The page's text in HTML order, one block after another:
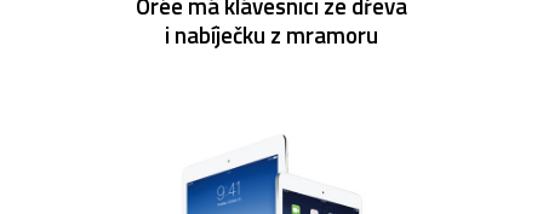
i nabíječku z mramoru